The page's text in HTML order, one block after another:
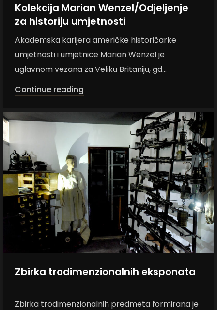
Kolekcija Marian Wenzel/Odjeljenje
za historiju umjetnosti
Akademska karijera američke historičarke
umjetnosti i umjetnice Marian Wenzel je
uglavnom vezana za Veliku Britaniju, gd...
Continue reading
Zbirka trodimenzionalnih eksponata
Zbirka trodimenzionalnih predmeta formirana je